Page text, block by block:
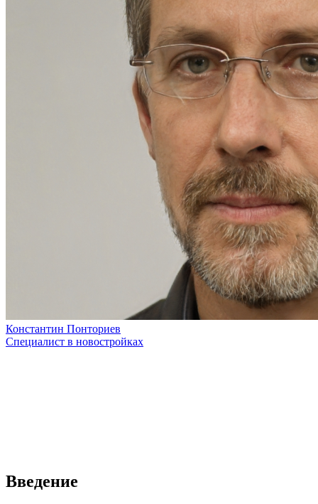
Константин Понториев
Специалист в новостройках
Введение